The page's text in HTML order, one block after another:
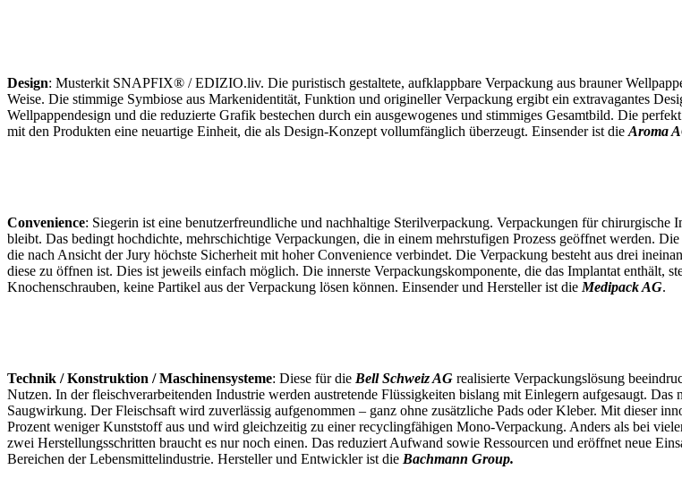
Design: Musterkit SNAPFIX® / EDIZIO.liv. Die puristisch gestaltete, aufklappbare Verpackung aus brauner
Weise. Die stimmige Symbiose aus Markenidentität, Funktion und origineller Verpackung ergibt ein extravagantes
Wellpappendesign und die reduzierte Grafik bestechen durch ein ausgewogenes und stimmiges Gesamtbild. Die
mit den Produkten eine neuartige Einheit, die als Design-Konzept vollumfänglich überzeugt. Einsender ist die Aroma
Convenience: Siegerin ist eine benutzerfreundliche und nachhaltige Sterilverpackung. Verpackungen für chirurgische
bleibt. Das bedingt hochdichte, mehrschichtige Verpackungen, die in einem mehrstufigen Prozess geöffnet werden.
die nach Ansicht der Jury höchste Sicherheit mit hoher Convenience verbindet. Die Verpackung besteht aus drei
diese zu öffnen ist. Dies ist jeweils einfach möglich. Die innerste Verpackungskomponente, die das Implantat enthält,
Knochenschrauben, keine Partikel aus der Verpackung lösen können. Einsender und Hersteller ist die Medipack AG.
Technik / Konstruktion / Maschinensysteme: Diese für die Bell Schweiz AG realisierte Verpackungslösung
Nutzen. In der fleischverarbeitenden Industrie werden austretende Flüssigkeiten bislang mit Einlegern aufgesaugt.
Saugwirkung. Der Fleischsaft wird zuverlässig aufgenommen – ganz ohne zusätzliche Pads oder Kleber. Mit dieser
Prozent weniger Kunststoff aus und wird gleichzeitig zu einer recyclingfähigen Mono-Verpackung. Anders als bei
zwei Herstellungsschritten braucht es nur noch einen. Das reduziert Aufwand sowie Ressourcen und eröffnet neue
Bereichen der Lebensmittelindustrie. Hersteller und Entwickler ist die Bachmann Group.